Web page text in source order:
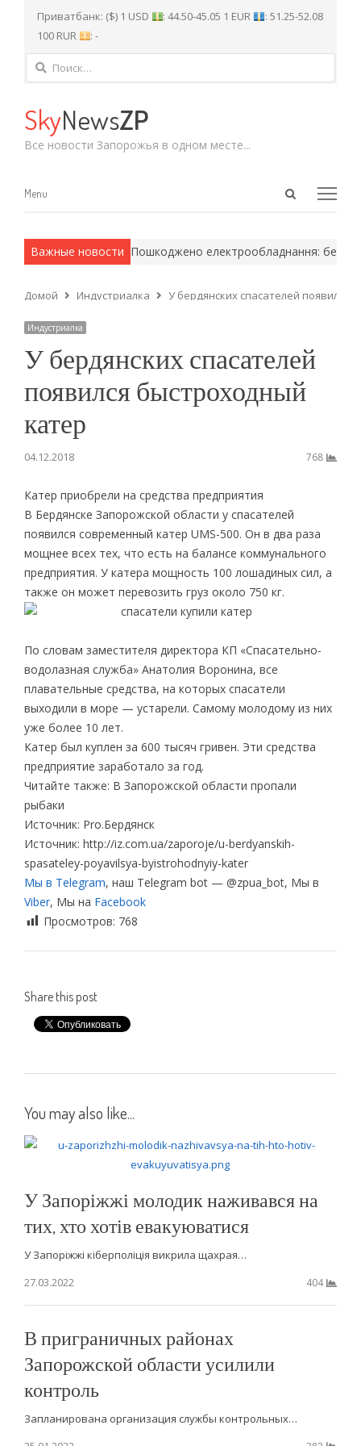
Приватбанк: ($) 1 USD : 44.50-45.05 1 EUR
: 51.25-52.08
100 RUR
: -
Найти:
SkyNewsZP
Все новости Запорожья в одном месте...
Open
Menu
Menu
Важные новости
методы. Пошкоджено електрообладнання: без
Домой Индустриалка У бердянских спасателей появился
Индустриалка
У бердянских спасателей
появился быстроходный
катер
04.12.2018 768
Катер приобрели на средства предприятия
В Бердянске Запорожской области у спасателей
появился современный катер UMS-500. Он в два раза
мощнее всех тех, что есть на балансе коммунального
предприятия. У катера мощность 100 лошадиных сил, а
также он может перевозить груз около 750 кг.
По словам заместителя директора КП «Спасательно-
водолазная служба» Анатолия Воронина, все
плавательные средства, на которых спасатели
выходили в море — устарели. Самому молодому из них
уже более 10 лет.
Катер был куплен за 600 тысяч гривен. Эти средства
предприятие заработало за год.
Читайте также: В Запорожской области пропали
рыбаки
Источник: Pro.Бердянск
Источник: http://iz.com.ua/zaporoje/u-berdyanskih-
spasateley-poyavilsya-byistrohodnyiy-kater
Мы в Telegram, наш Telegram bot — @zpua_bot, Мы в
Viber, Мы на Facebook
Просмотров: 768
Share this post
You may also like...
У Запоріжжі молодик наживався на
тих, хто хотів евакуюватися
У Запоріжжі кіберполіція викрила щахрая…
27.03.2022
404
В приграничных районах
Запорожской области усилили
контроль
Запланирована организация службы контрольных…